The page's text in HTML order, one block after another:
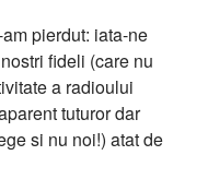
pierdut: iata-ne
fideli (care nu
a radioului
tuturor dar
si nu noi!) atat de